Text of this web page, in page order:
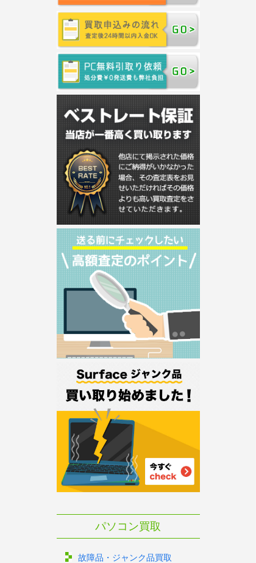
パソコン買取
故障品・ジャンク品買取